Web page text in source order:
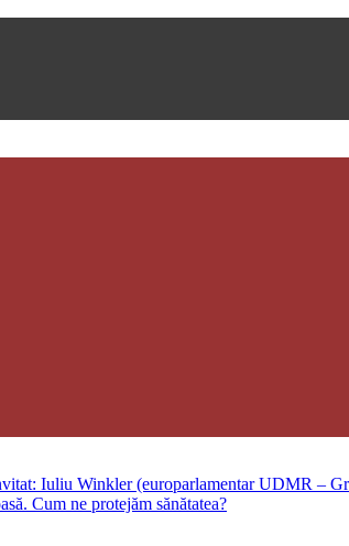
Iuliu Winkler (europarlamentar UDMR –
Cum ne protejăm sănătatea?